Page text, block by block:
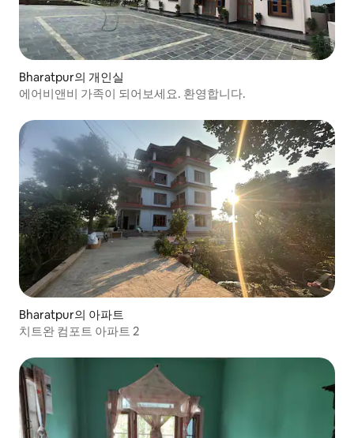
Bharatpur의 개인실
에어비앤비 가족이 되어보세요. 환영합니다.
Bharatpur의 아파트
치트완 컴포트 아파트 2